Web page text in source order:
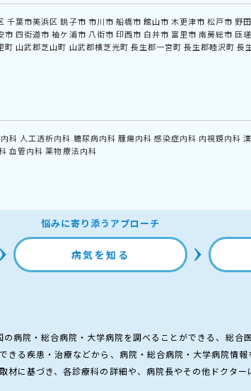
千葉市美浜区 銚子市 市川市 船橋市 館山市 木更津市 松戸市 野
市 四街道市 袖ケ浦市 八街市 印西市 白井市 富里市 南房総市 匝
町 山武郡芝山町 山武郡横芝光町 長生郡一宮町 長生郡睦沢町 長
科 人工透析内科 糖尿病内科 腫瘍内科 感染症内科 内視鏡内科
血管内科 薬物療法内科
悩みに寄り添うアプローチ
病気を知る
病院・総合病院・大学病院を調べることができる、総合
きる疾患・治療などから、病院・総合病院・大学病院情報
材に基づき、各診療科の詳細や、病院長やその他ドクター